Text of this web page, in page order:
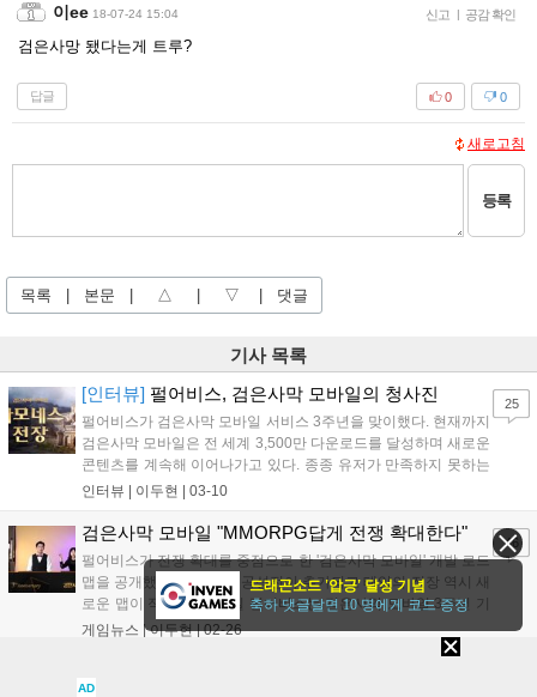
이ee 18-07-24 15:04 신고 | 공감 확인
검은사망 됐다는게 트루?
답글 0
0
새로고침
등록
목록 본문 △ ▽ 댓글
기사 목록
[인터뷰] 펄어비스, 검은사막 모바일의 청사진
펄어비스가 검은사막 모바일 서비스 3주년을 맞이했다. 현재까지
검은사막 모바일은 전 세계 3,500만 다운로드를 달성하며 새로운
콘텐츠를 계속해 이어나가고 있다. 종종 유저가 만족하지 못하는
콘텐츠도...
인터뷰 | 이두현 03-10
25
검은사막 모바일 "MMORPG답게 전쟁 확대한다"
펄어비스가 전쟁 확대를 중점으로 한 '검은사막 모바일' 개발 로드
맵을 공개했다. 발렌시아 공성전이 추가되고 태양의 전장 역시 새
로운 맵이 적용된다. 26일 펄어비스는 검은사막 모바일 3주년 기
념 특별...
게임뉴스 |이두현|02-26
46
AD
드래곤소드 '압긍' 달성 기념
축하 댓글달면 10 명에게 코드 증정